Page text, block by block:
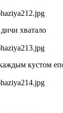
хватало
кустом